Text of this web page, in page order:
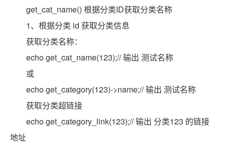
get_cat_name() 根据分类ID获取分类名称
1、根据分类 id 获取分类信息
获取分类名称：
echo get_cat_name(123);// 输出 测试名称
或
echo get_category(123)->name;// 输出 测试名称
获取分类超链接
echo get_category_link(123);// 输出 分类123 的链接
地址